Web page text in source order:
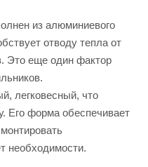
из алюминиевого
отводу тепла от
Это еще один фактор
легковесный, что
Его форма обеспечивает
необходимости.